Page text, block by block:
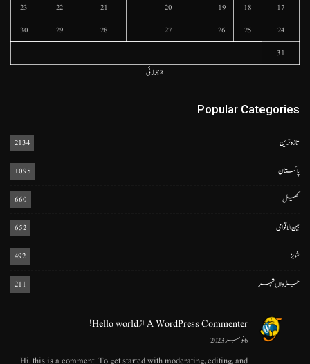
17
18
19
20
21
22
23
24
25
26
27
28
29
30
31
« جولائی
Popular Categories
تازہ ترین 2134
پاکستان 1095
کھیل 660
بین الاقوامی 652
شوبز 492
جڑواں شہر 211
A WordPress CommenterازHello world!
6 نومبر 2023
Hi, this is a comment. To get started with moderating, editing, and